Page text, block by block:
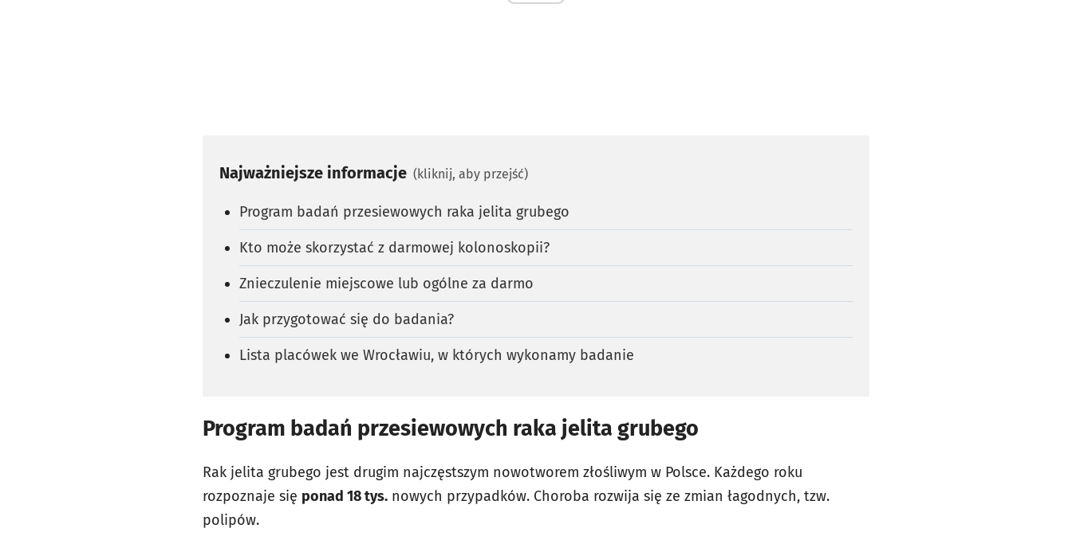
Najważniejsze informacje (kliknij, aby przejść)
Program badań przesiewowych raka jelita grubego
Kto może skorzystać z darmowej kolonoskopii?
Znieczulenie miejscowe lub ogólne za darmo
Jak przygotować się do badania?
Lista placówek we Wrocławiu, w których wykonamy badanie
Program badań przesiewowych raka jelita grubego
Rak jelita grubego jest drugim najczęstszym nowotworem złośliwym w Polsce. Każdego roku
rozpoznaje się ponad 18 tys. nowych przypadków. Choroba rozwija się ze zmian łagodnych, tzw.
polipów.